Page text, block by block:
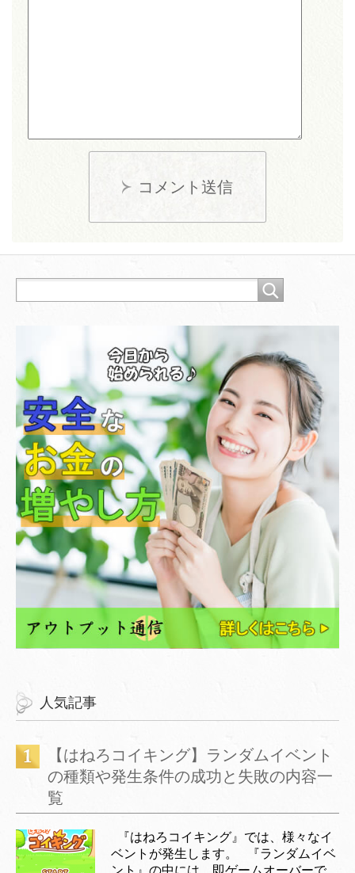
コメント送信
人気記事
【はねろコイキング】ランダムイベント
の種類や発生条件の成功と失敗の内容一
覧
『はねろコイキング』では、様々なイ
ベントが発生します。 『ランダムイベ